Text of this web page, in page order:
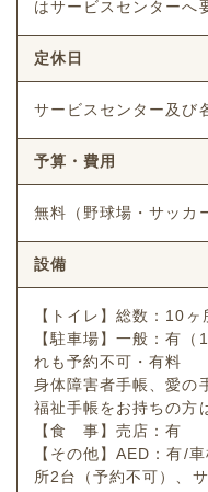
はサービスセンターへ
定休日
サービスセンター及び
予算・費用
無料（野球場・サッカ
設備
【トイレ】総数：10
【駐車場】一般：有
れも予約不可・有料
身体障害者手帳、愛の
福祉手帳をお持ちの方
【食 事】売店：有
【その他】AED：有/
所2台（予約不可）、